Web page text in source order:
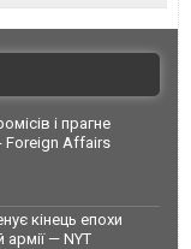
і прагне
Foreign Affairs
кінець епохи
армії — NYT